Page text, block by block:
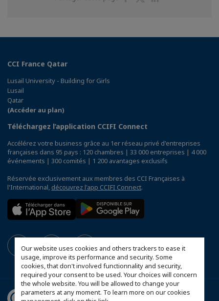
Our website uses cookies and others trackers to ease it
usage, improve its performance and security. Some
cookies, that don't involved functionnality and security,
required your consent to be used. Your choices will concern
the whole website. You will be allowed to change your
parameters at any moment. To learn more on our cookies
CCI France Qatar
Lusail University - Building for Girls
Lusail
Qatar
(Accéder au plan)
Téléchargez l’application CCIFI Connect
Accélérez votre business grâce au 1er réseau privé d'entreprises
françaises dans 95 pays : 120 chambres | 33 000 entreprises | 4 000
événements | 300 comités | 1 200 avantages exclusifs
Réservée exclusivement aux membres des CCI Françaises à
l'International, découvrez l'app CCIFI Connect.